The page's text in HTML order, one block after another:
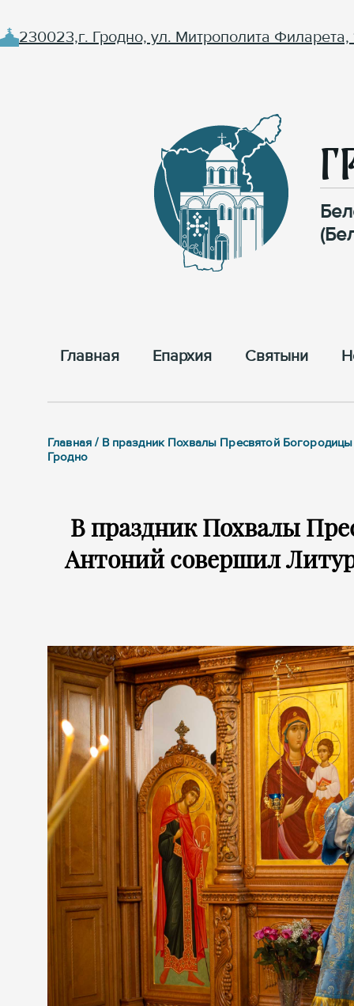
230023,г. Гродно, ул. Митрополита Филарета,
Главная Епархия Cвятыни
Главная / В праздник Похвалы Пресвятой
Гродно
В праздник Похвалы
Антоний совершил